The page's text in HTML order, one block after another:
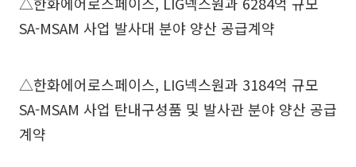
SA-MSAM 사업 발사대 분야 양산 공급계약
△한화에어로스페이스, LIG넥스원과 3184억 규모
SA-MSAM 사업 탄내구성품 및 발사관 분야 양산 공급
계약